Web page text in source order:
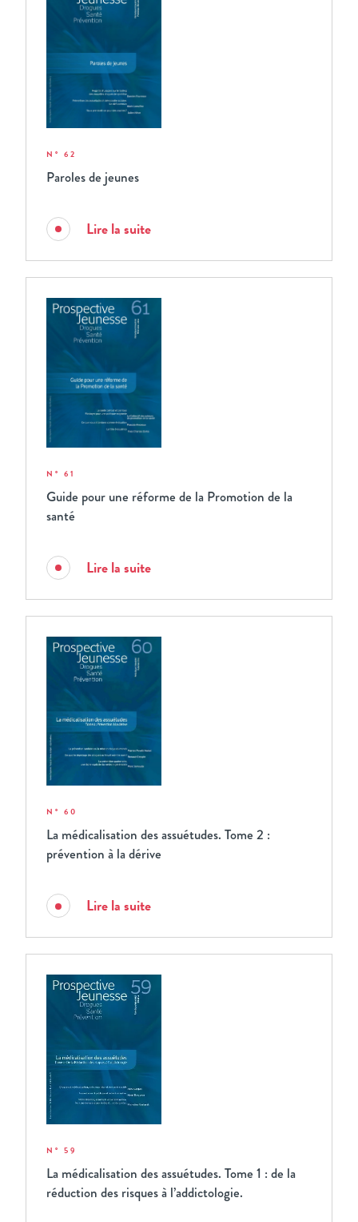
N° 62
Paroles de jeunes
Lire la suite
N° 61
Guide pour une réforme de la Promotion de la
santé
Lire la suite
N° 60
La médicalisation des assuétudes. Tome 2 :
prévention à la dérive
Lire la suite
N° 59
La médicalisation des assuétudes. Tome 1 : de la
réduction des risques à l’addictologie.